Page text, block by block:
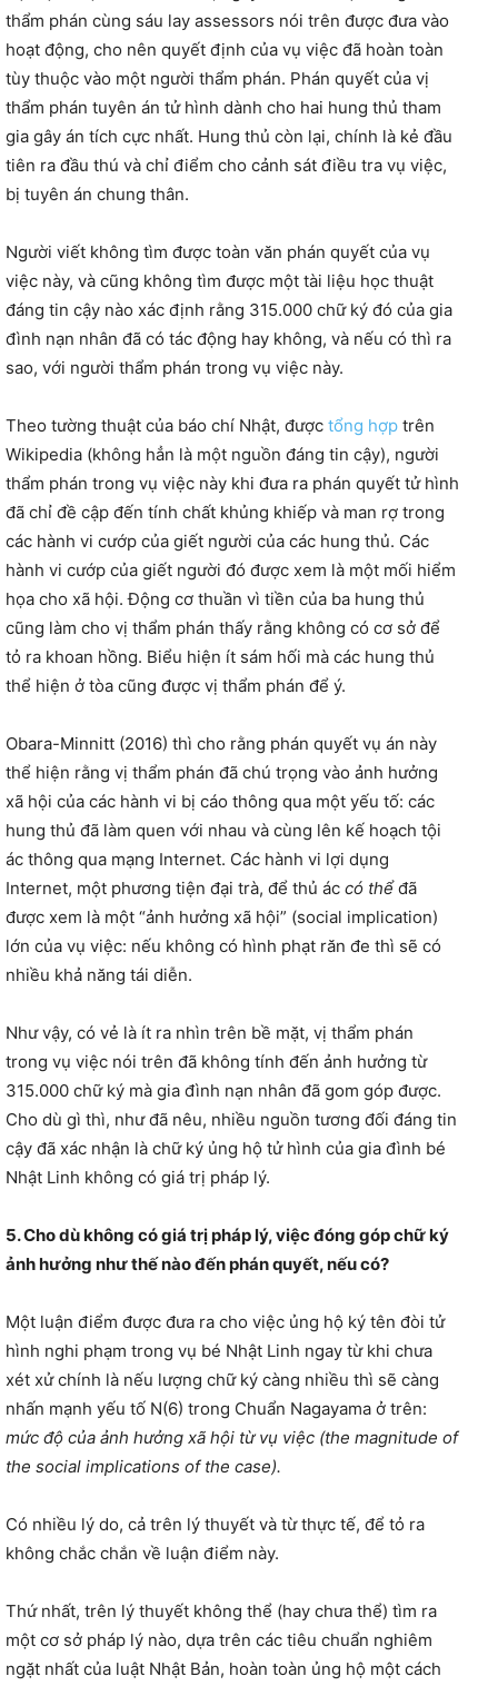
thẩm phán cùng sáu lay assessors nói trên được đưa vào
hoạt động, cho nên quyết định của vụ việc đã hoàn toàn
tùy thuộc vào một người thẩm phán. Phán quyết của vị
thẩm phán tuyên án tử hình dành cho hai hung thủ tham
gia gây án tích cực nhất. Hung thủ còn lại, chính là kẻ đầu
tiên ra đầu thú và chỉ điểm cho cảnh sát điều tra vụ việc,
bị tuyên án chung thân.
Người viết không tìm được toàn văn phán quyết của vụ
việc này, và cũng không tìm được một tài liệu học thuật
đáng tin cậy nào xác định rằng 315.000 chữ ký đó của gia
đình nạn nhân đã có tác động hay không, và nếu có thì ra
sao, với người thẩm phán trong vụ việc này.
Theo tường thuật của báo chí Nhật, được tổng hợp trên
Wikipedia (không hẳn là một nguồn đáng tin cậy), người
thẩm phán trong vụ việc này khi đưa ra phán quyết tử hình
đã chỉ đề cập đến tính chất khủng khiếp và man rợ trong
các hành vi cướp của giết người của các hung thủ. Các
hành vi cướp của giết người đó được xem là một mối hiểm
họa cho xã hội. Động cơ thuần vì tiền của ba hung thủ
cũng làm cho vị thẩm phán thấy rằng không có cơ sở để
tỏ ra khoan hồng. Biểu hiện ít sám hối mà các hung thủ
thể hiện ở tòa cũng được vị thẩm phán để ý.
Obara-Minnitt (2016) thì cho rằng phán quyết vụ án này
thể hiện rằng vị thẩm phán đã chú trọng vào ảnh hưởng
xã hội của các hành vi bị cáo thông qua một yếu tố: các
hung thủ đã làm quen với nhau và cùng lên kế hoạch tội
ác thông qua mạng Internet. Các hành vi lợi dụng
Internet, một phương tiện đại trà, để thủ ác có thểđã
được xem là một “ảnh hưởng xã hội” (social implication)
lớn của vụ việc: nếu không có hình phạt răn đe thì sẽ có
nhiều khả năng tái diễn.
Như vậy, có vẻ là ít ra nhìn trên bề mặt, vị thẩm phán
trong vụ việc nói trên đã không tính đến ảnh hưởng từ
315.000 chữ ký mà gia đình nạn nhân đã gom góp được.
Cho dù gì thì, như đã nêu, nhiều nguồn tương đối đáng tin
cậy đã xác nhận là chữ ký ủng hộ tử hình của gia đình bé
Nhật Linh không có giá trị pháp lý.
5. Cho dù không có giá trị pháp lý, việc đóng góp chữ ký
ảnh hưởng như thế nào đến phán quyết, nếu có?
Một luận điểm được đưa ra cho việc ủng hộ ký tên đòi tử
hình nghi phạm trong vụ bé Nhật Linh ngay từ khi chưa
xét xử chính là nếu lượng chữ ký càng nhiều thì sẽ càng
nhấn mạnh yếu tố N(6) trong Chuẩn Nagayama ở trên:
mức độ của ảnh hưởng xã hội từ vụ việc (the magnitude of
the social implications of the case).
Có nhiều lý do, cả trên lý thuyết và từ thực tế, để tỏ ra
không chắc chắn về luận điểm này.
Thứ nhất, trên lý thuyết không thể (hay chưa thể) tìm ra
một cơ sở pháp lý nào, dựa trên các tiêu chuẩn nghiêm
ngặt nhất của luật Nhật Bản, hoàn toàn ủng hộ một cách